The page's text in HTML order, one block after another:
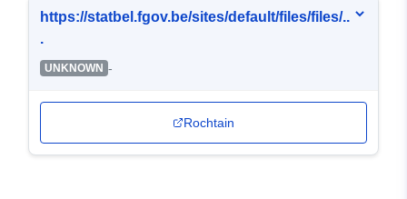
https://statbel.fgov.be/sites/default/files/files/..
.
UNKNOWN -
Rochtain